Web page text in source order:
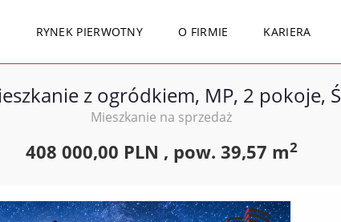
RYNEK PIERWOTNY O FIRMIE KARIERA
z ogródkiem, MP, 2 pokoje,
Mieszkanie na sprzedaż
408 000,00 PLN , pow. 39,57 m2